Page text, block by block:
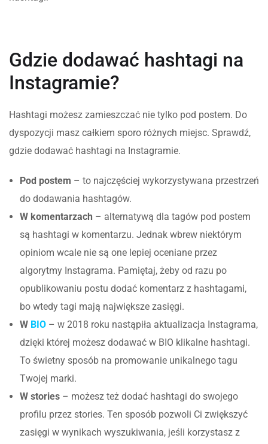
Gdzie dodawać hashtagi na
Instagramie?
Hashtagi możesz zamieszczać nie tylko pod postem. Do
dyspozycji masz całkiem sporo różnych miejsc. Sprawdź,
gdzie dodawać hashtagi na Instagramie.
Pod postem – to najczęściej wykorzystywana przestrzeń
do dodawania hashtagów.
W komentarzach – alternatywą dla tagów pod postem
są hashtagi w komentarzu. Jednak wbrew niektórym
opiniom wcale nie są one lepiej oceniane przez
algorytmy Instagrama. Pamiętaj, żeby od razu po
opublikowaniu postu dodać komentarz z hashtagami,
bo wtedy tagi mają największe zasięgi.
W BIO – w 2018 roku nastąpiła aktualizacja Instagrama,
dzięki której możesz dodawać w BIO klikalne hashtagi.
To świetny sposób na promowanie unikalnego tagu
Twojej marki.
W stories – możesz też dodać hashtagi do swojego
profilu przez stories. Ten sposób pozwoli Ci zwiększyć
zasięgi w wynikach wyszukiwania, jeśli korzystasz z